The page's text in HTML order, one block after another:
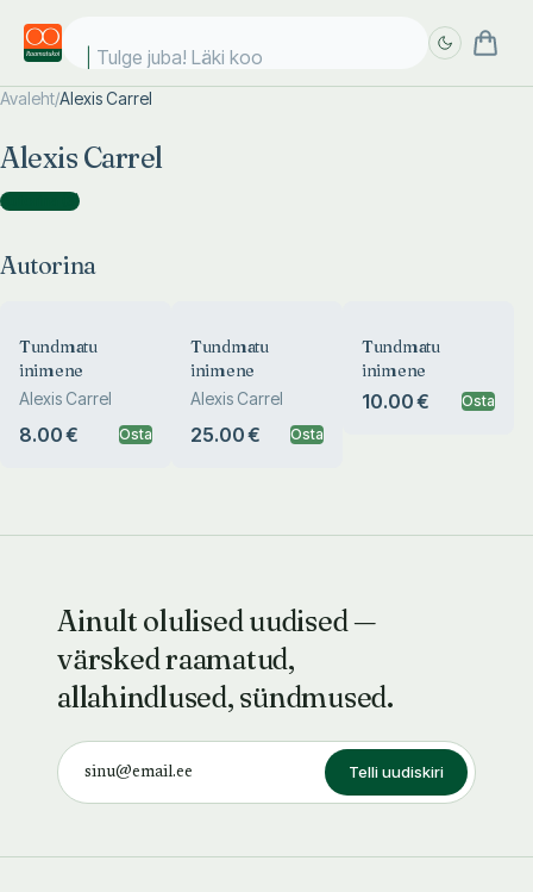
Tulge juba! Läki kool
Avaleht/Alexis Carrel
Alexis Carrel
Autorina )
Autorina
Tundmatu
inimene
Alexis Carrel
8.00 € Osta
Tundmatu
inimene
Alexis Carrel
25.00 € Osta
Tundmatu
inimene
10.00 € Osta
Ainult olulised uudised —
värsked raamatud,
allahindlused, sündmused.
Telli uudiskiri